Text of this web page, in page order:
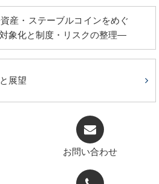
産・ステーブルコインをめぐ
象化と制度・リスクの整理―
展望
お問い合わせ